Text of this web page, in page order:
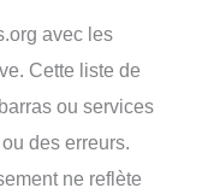
avec les
Cette liste de
ou services
des erreurs.
ne reflète